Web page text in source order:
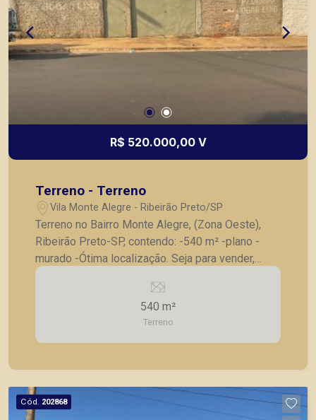
R$ 520.000,00 V
Terreno - Terreno
Vila Monte Alegre - Ribeirão Preto/SP
Terreno no Bairro Monte Alegre, (Zona Oeste),
Ribeirão Preto-SP, contendo: -540 m² -plano -
murado -Ótima localização. Seja para vender,
alugar ou adquirir seu imóvel entre em contato
com a Piramid Imóveis, a sua imobiliária em
540 m²
Terreno
Cód. 202868